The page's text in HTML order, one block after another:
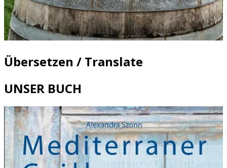
Übersetzen / Translate
UNSER BUCH